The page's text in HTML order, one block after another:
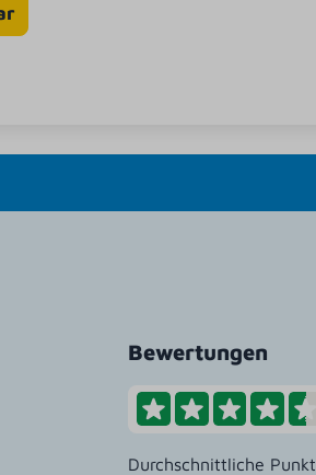
Bewertungen
Durchschnittliche